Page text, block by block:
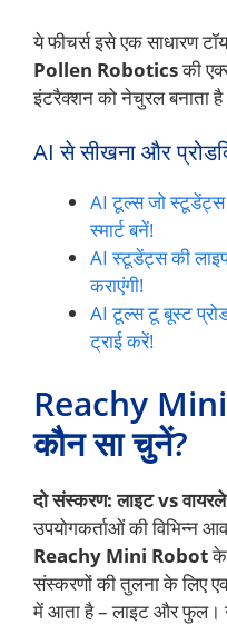
ये फीचर्स इसे एक साधारण
Pollen Roboticsकी
इंटरैक्शन को नेचुरल बनाता
AI से सीखना और
AI टूल्स जो
स्मार्ट बनें!
AI स्टूडेंट्स की लाइफ
कराएंगी!
AI टूल्स टू बूस्ट
ट्राई करें!
Reachy Mini
कौन सा चुनें?
दो संस्करण: लाइट vs
उपयोगकर्ताओं की विभिन्न
Reachy Mini Robotके
संस्करणों की तुलना के लिए एक
में आता है – लाइट और फुल।